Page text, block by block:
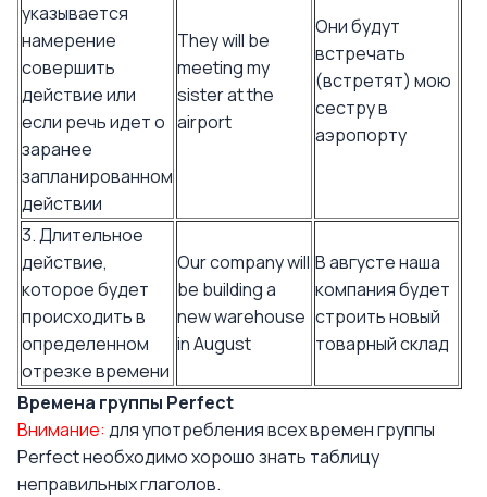
указывается
намерение
совершить
действие или
если речь идет о
заранее
запланированном
действии
They will be
meeting my
sister at the
airport
Они будут
встречать
(встретят) мою
сестру в
аэропорту
3. Длительное
действие,
которое будет
происходить в
определенном
отрезке времени
Our company will
be building a
new warehouse
in August
В августе наша
компания будет
строить новый
товарный склад
Времена группы Perfect
Внимание: для употребления всех времен группы
Perfect необходимо хорошо знать таблицу
неправильных глаголов.